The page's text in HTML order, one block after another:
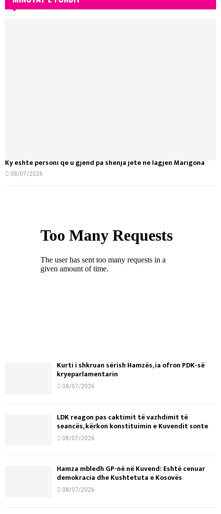
Ky është personi që u gjend pa shenja jete në lagjen Marigona
08/07/2026
Kurti i shkruan sërish Hamzës, ia ofron PDK-së
kryeparlamentarin
08/07/2026
LDK reagon pas caktimit të vazhdimit të
seancës, kërkon konstituimin e Kuvendit sonte
08/07/2026
Hamza mbledh GP-në në Kuvend: Është cenuar
demokracia dhe Kushtetuta e Kosovës
08/07/2026